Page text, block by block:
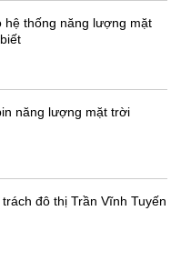
hệ thống năng lượng mặt
năng lượng mặt trời
đô thị Trần Vĩnh Tuyến